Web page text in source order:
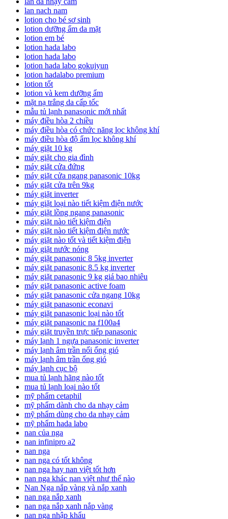
lan nach nam
lotion cho bé sơ sinh
lotion dưỡng ẩm da mặt
lotion em bé
lotion hada labo
lotion hada labo
lotion hada labo gokujyun
lotion hadalabo premium
lotion tốt
lotion và kem dưỡng ẩm
mặt nạ trắng da cấp tốc
mẫu tủ lạnh panasonic mới nhất
máy điều hòa 2 chiều
máy điều hòa có chức năng lọc không khí
máy điều hòa độ ẩm lọc không khí
máy giặt 10 kg
máy giặt cho gia đình
máy giặt cửa đứng
máy giặt cửa ngang panasonic 10kg
máy giặt cửa trên 9kg
máy giặt inverter
máy giặt loại nào tiết kiệm điện nước
máy giặt lồng ngang panasonic
máy giặt nào tiết kiệm điện
máy giặt nào tiết kiệm điện nước
máy giặt nào tốt và tiết kiệm điện
máy giặt nước nóng
máy giặt panasonic 8 5kg inverter
máy giặt panasonic 8.5 kg inverter
máy giặt panasonic 9 kg giá bao nhiêu
máy giặt panasonic active foam
máy giặt panasonic cửa ngang 10kg
máy giặt panasonic econavi
máy giặt panasonic loại nào tốt
máy giặt panasonic na f100a4
máy giặt truyền trực tiếp panasonic
máy lạnh 1 ngựa panasonic inverter
máy lạnh âm trần nối ống gió
máy lạnh âm trần ống gió
máy lạnh cục bộ
mua tủ lạnh hãng nào tốt
mua tủ lạnh loại nào tốt
mỹ phẩm cetaphil
mỹ phẩm dành cho da nhạy cảm
mỹ phẩm dùng cho da nhạy cảm
mỹ phẩm hada labo
nan của nga
nan infinipro a2
nan nga
nan nga có tốt không
nan nga hay nan việt tốt hơn
nan nga khác nan việt như thế nào
Nan Nga nắp vàng và nắp xanh
nan nga nắp xanh
nan nga nắp xanh nắp vàng
nan nga nhập khẩu